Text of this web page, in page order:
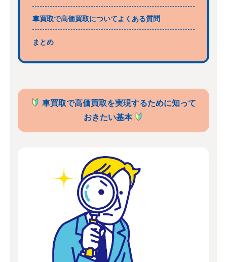
車買取で高価買取についてよくある質問
まとめ
車買取で高価買取を実現するために知って
おきたい基本